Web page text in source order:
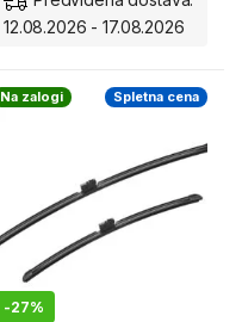
12.08.2026 - 17.08.2026
Na zalogi
-27%
Spletna cena